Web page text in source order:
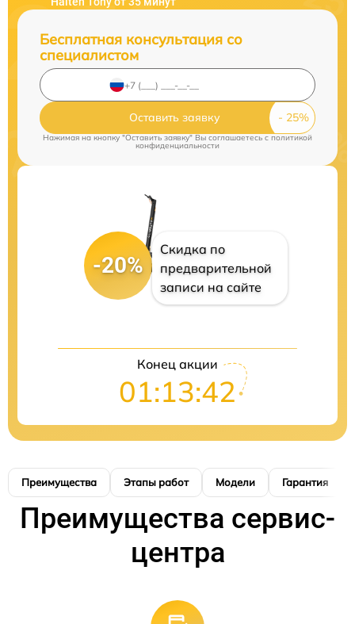
Бесплатная консультация со
специалистом
Оставить заявку
Нажимая на кнопку "Оставить заявку" Вы соглашаетесь cполитикой
конфиденциальности
-20%
Скидка по
предварительной
записи на сайте
Конец акции
01:13:41
Преимущества Этапы работ Модели Гарантия
Преимущества сервис-
центра